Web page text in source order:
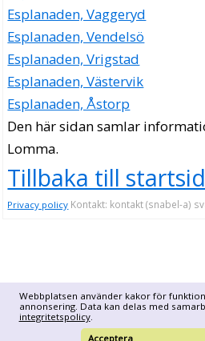
Webbplatsen använder kakor för
annonsering. Data kan delas med
integritetspolicy.
Acceptera
Esplanaden, Vaggeryd
Esplanaden, Vendelsö
Esplanaden, Vrigstad
Esplanaden, Västervik
Esplanaden, Åstorp
Den här sidan samlar
Lomma.
Tillbaka till
Privacy policy Kontakt: kontakt (snabel-a)